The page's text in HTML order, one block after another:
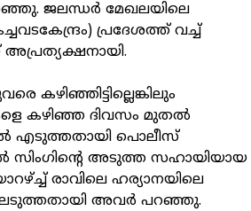
ജലന്ധര്‍ മേഖലയിലെ
പ്രദേശത്ത് വച്ച്
അപ്രത്യക്ഷനായി.
കഴിഞ്ഞിട്ടില്ലെങ്കിലും
കഴിഞ്ഞ ദിവസം മുതല്‍
എടുത്തതായി പൊലീസ്
അടുത്ത സഹായിയായ
രാവിലെ ഹര്യാനയിലെ
അവര്‍ പറഞ്ഞു.